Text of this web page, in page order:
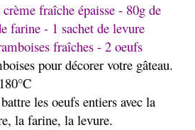
fraîche épaisse - 80g de
farine - 1 sachet de levure
fraîches - 2 oeufs
pour décorer votre gâteau.
les oeufs entiers avec la
la farine, la levure.